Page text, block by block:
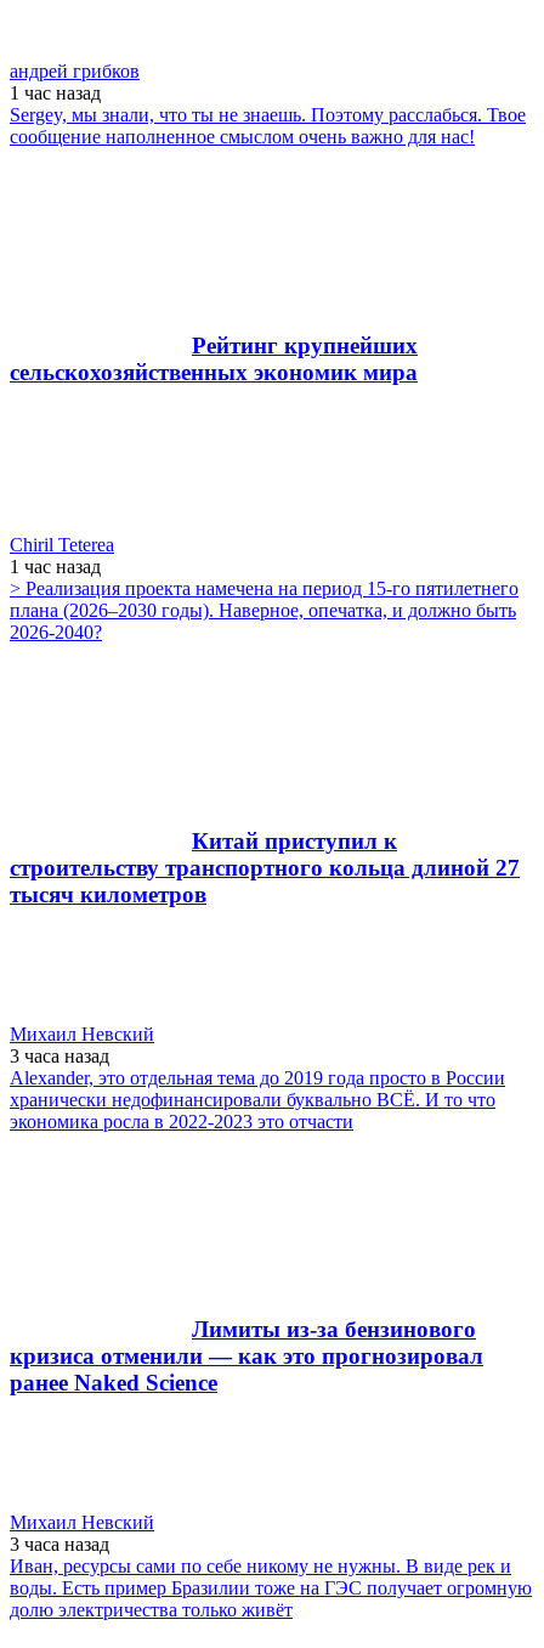
андрей грибков
1 час назад
Sergey, мы знали, что ты не знаешь. Поэтому расслабься. Твое
сообщение наполненное смыслом очень важно для нас!
Рейтинг крупнейших
сельскохозяйственных экономик мира
Chiril Teterea
1 час назад
> Реализация проекта намечена на период 15-го пятилетнего
плана (2026–2030 годы). Наверное, опечатка, и должно быть
2026-2040?
Китай приступил к
строительству транспортного кольца длиной 27
тысяч километров
Михаил Невский
3 часа назад
Alexander, это отдельная тема до 2019 года просто в России
хранически недофинансировали буквально ВСЁ. И то что
экономика росла в 2022-2023 это отчасти
Лимиты из-за бензинового
кризиса отменили — как это прогнозировал
ранее Naked Science
Михаил Невский
3 часа назад
Иван, ресурсы сами по себе никому не нужны. В виде рек и
воды. Есть пример Бразилии тоже на ГЭС получает огромную
долю электричества только живёт